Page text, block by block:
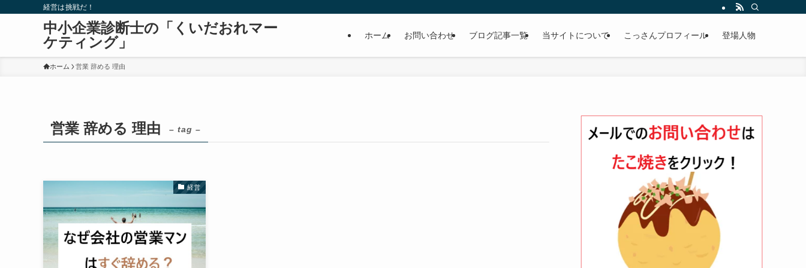
経営は挑戦だ！
中小企業診断士の「くいだおれマー
ケティング」
ホーム お問い合わせ ブログ記事一覧 当サイトについて こっさんプロフィール 登場人物
ホーム 営業 辞める 理由
営業 辞める 理由 – tag –
経営